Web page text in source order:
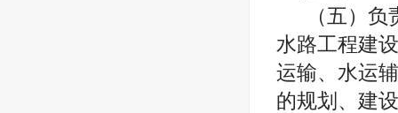
（五）
水路工程建
运输、水运
的规划、建